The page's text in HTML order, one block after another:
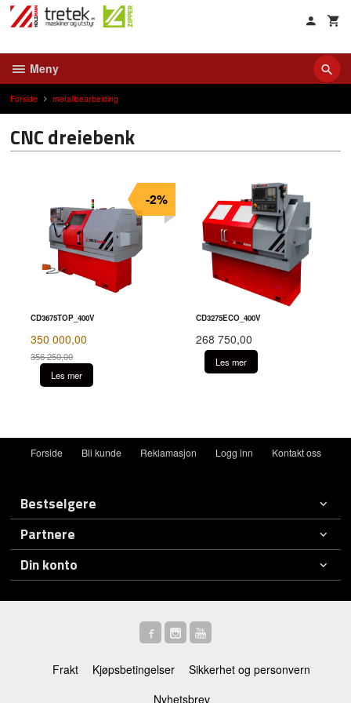
Gå
Meny
Forside metallbearbeiding
CNC dreiebenk
CD3675TOP_400V
350 000,00
356 250,00
Rabatt
-2%
Les mer
CD3275ECO_400V
268 750,00
Les mer
Forside Bli kunde Reklamasjon Logg inn Kontakt oss
Bestselgere
Partnere
Din konto
Frakt Kjøpsbetingelser
Sikkerhet og personvern
Nyhetsbrev